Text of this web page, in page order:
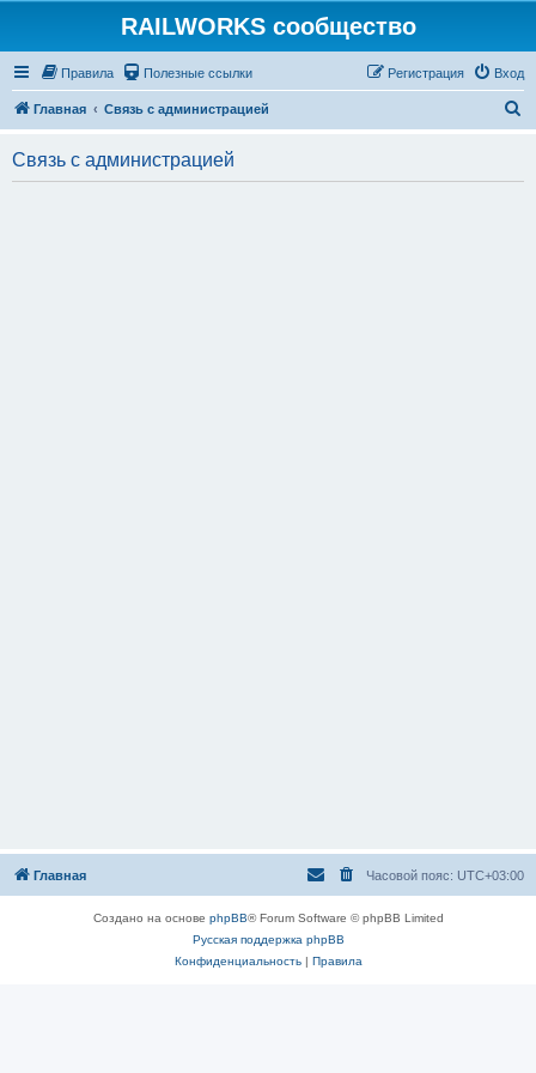
RAILWORKS сообщество
Правила Полезные ссылки Вход
Регистрация
Главная Связь с администрацией
Связь с администрацией
Главная Часовой пояс: UTC+03:00
Создано на основе phpBB® Forum Software © phpBB Limited
Русская поддержка phpBB
Конфиденциальность| Правила